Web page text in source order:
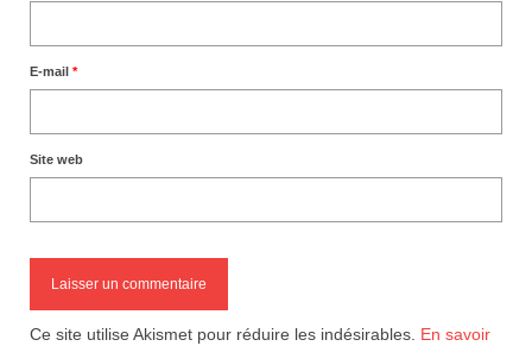
E-mail *
Site web
Ce site utilise Akismet pour réduire les indésirables. En savoir